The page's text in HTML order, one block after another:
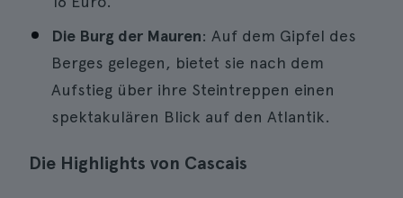
Die Burg der Mauren: Auf dem Gipfel des
Berges gelegen, bietet sie nach dem
Aufstieg über ihre Steintreppen einen
spektakulären Blick auf den Atlantik.
Die Highlights von Cascais